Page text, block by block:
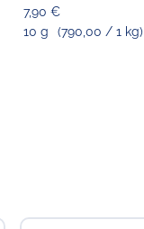
7,90 €
10 g
(790,00 / 1 kg)